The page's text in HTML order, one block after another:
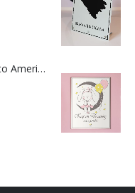
Bosna Take Me to America Navijačka Majica 2